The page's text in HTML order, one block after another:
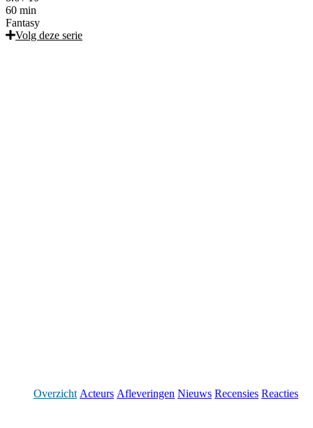
60 min
Fantasy
Volg deze serie
Overzicht Acteurs Afleveringen Nieuws Recensies Reacties